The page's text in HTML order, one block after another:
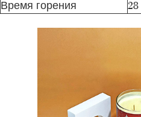
Время горения